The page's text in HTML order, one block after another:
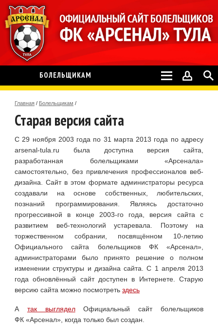
БОЛЕЛЬЩИКАМ
Главная / Болельщикам /
Старая версия сайта
С 29 ноября 2003 года по 31 марта 2013 года по адресу
arsenal-tula.ru была доступна версия сайта,
разработанная болельщиками «Арсенала»
самостоятельно, без привлечения профессионалов веб-
дизайна. Сайт в этом формате администраторы ресурса
создавали на основе собственных, любительских,
познаний программирования. Являясь достаточно
прогрессивной в конце 2003-го года, версия сайта с
развитием веб-технологий устаревала. Поэтому на
торжественном собрании, посвящённом 10-летию
Официального сайта болельщиков ФК «Арсенал»,
администраторами было принято решение о полном
изменении структуры и дизайна сайта. С 1 апреля 2013
года обновлённый сайт доступен в Интернете. Старую
версию сайта можно посмотреть здесь
А так выгляделОфициальный сайт болельщиков
ФК «Арсенал», когда только был создан.